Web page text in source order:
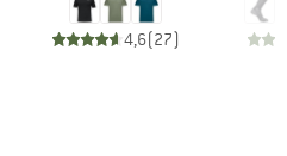
4,6(27)